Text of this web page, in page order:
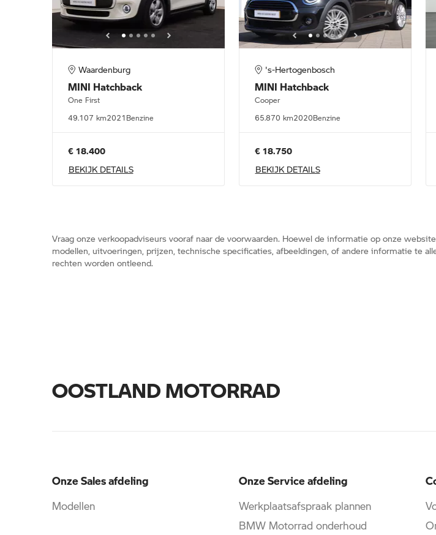
Waardenburg
MINI Hatchback
One First
49.107 km2021Benzine
€ 18.400
BEKIJK DETAILS
's-Hertogenbosch
MINI Hatchback
Cooper
65.870 km2020Benzine
€ 18.750
BEKIJK DETAILS
Vraag onze verkoopadviseurs vooraf naar de voorwaarden. Hoewel de informatie op onze
modellen, uitvoeringen, prijzen, technische specificaties, afbeeldingen, of andere informatie te
rechten worden ontleend.
OOSTLAND MOTORRAD
Onze Sales afdeling
Modellen
Onze Service afdeling
Werkplaatsafspraak plannen
BMW Motorrad onderhoud